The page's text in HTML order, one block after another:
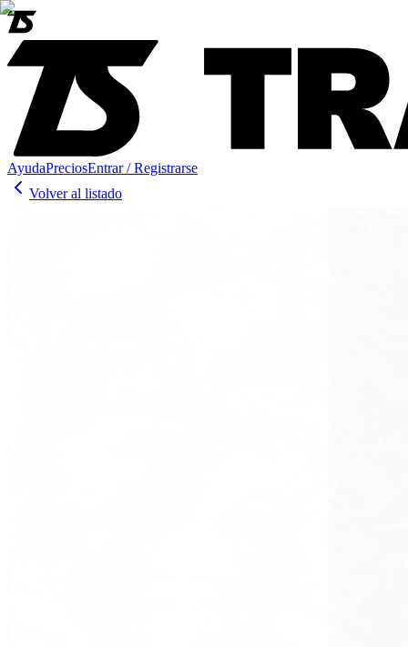
AyudaPreciosEntrar / Registrarse
Volver al listado